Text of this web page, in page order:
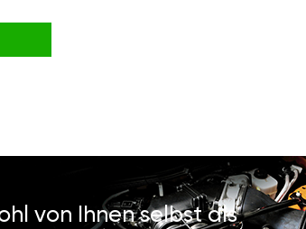
von Ihnen selbst als